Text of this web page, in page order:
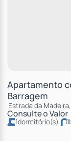
Apartamento
Barragem
Consulte o Valor
Estrada da Madeira,
1dormitório(s) 1